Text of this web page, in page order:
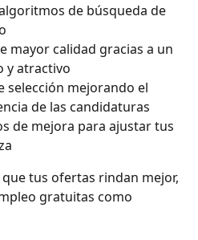
de búsqueda de
mayor calidad gracias a un
y atractivo
selección mejorando el
de las candidaturas
de mejora para ajustar tus
tus ofertas rindan mejor,
gratuitas como